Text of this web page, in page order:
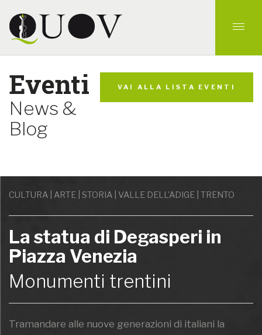
Eventi VAI ALLA LISTA EVENTI
News &
Blog
CULTURA | ARTE | STORIA | VALLE DELL'ADIGE | TRENTO
La statua di Degasperi in
Piazza Venezia
Monumenti trentini
Tramandare alle nuove generazioni di italiani la